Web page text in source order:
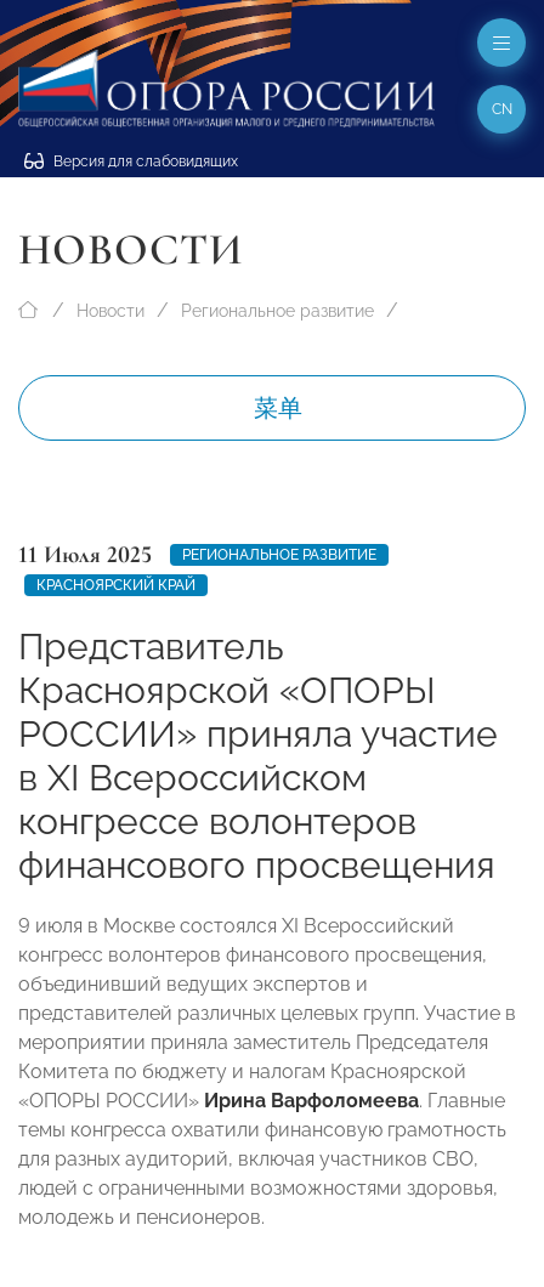
Версия для слабовидящих
CN
НОВОСТИ
Новости Региональное развитие
菜单
11 Июля 2025
РЕГИОНАЛЬНОЕ РАЗВИТИЕ
КРАСНОЯРСКИЙ КРАЙ
Представитель
Красноярской «ОПОРЫ
РОССИИ» приняла участие
в XI Всероссийском
конгрессе волонтеров
финансового просвещения
9 июля в Москве состоялся XI Всероссийский
конгресс волонтеров финансового просвещения,
объединивший ведущих экспертов и
представителей различных целевых групп. Участие в
мероприятии приняла заместитель Председателя
Комитета по бюджету и налогам Красноярской
«ОПОРЫ РОССИИ» Ирина Варфоломеева. Главные
темы конгресса охватили финансовую грамотность
для разных аудиторий, включая участников СВО,
людей с ограниченными возможностями здоровья,
молодежь и пенсионеров.